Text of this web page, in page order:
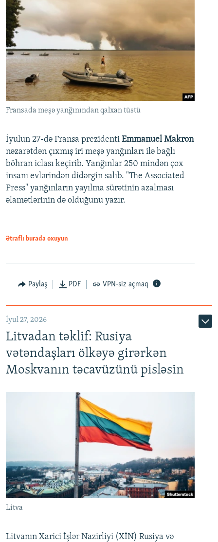
Fransada meşə yanğınından qalxan tüstü
İyulun 27-də Fransa prezidenti Emmanuel Makron
nəzarətdən çıxmış iri meşə yanğınları ilə bağlı
böhran iclası keçirib. Yanğınlar 250 mindən çox
insanı evlərindən didərgin salıb. "The Associated
Press" yanğınların yayılma sürətinin azalması
əlamətlərinin də olduğunu yazır.
Ətraflı burada oxuyun
Paylaş PDF VPN-siz açmaq
İyul 27, 2026
Litvadan təklif: Rusiya
vətəndaşları ölkəyə girərkən
Moskvanın təcavüzünü pisləsin
Litva
Litvanın Xarici İşlər Nazirliyi (XİN) Rusiya və